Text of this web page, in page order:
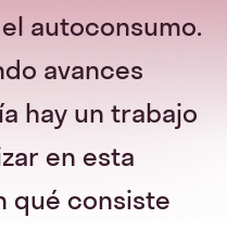
autoconsumo.
avances
hay un trabajo
en esta
qué consiste